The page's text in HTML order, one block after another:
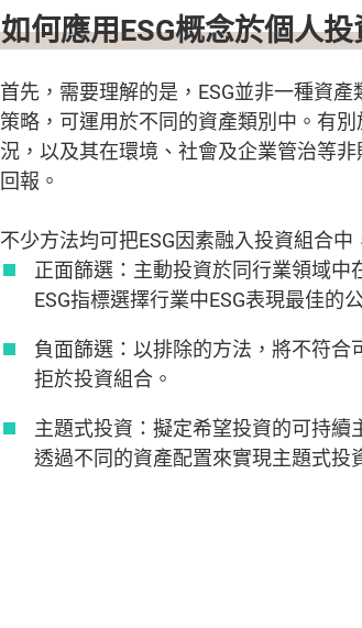
如何應用ESG概念於個人投
首先，需要理解的是，ESG並非一種資
策略，可運用於不同的資產類別中。有
況，以及其在環境、社會及企業管治等
回報。
不少方法均可把ESG因素融入投資組合
正面篩選：主動投資於同行業領域
ESG指標選擇行業中ESG表現最佳的
負面篩選：以排除的方法，將不符
拒於投資組合。
主題式投資：擬定希望投資的可持
透過不同的資產配置來實現主題式投